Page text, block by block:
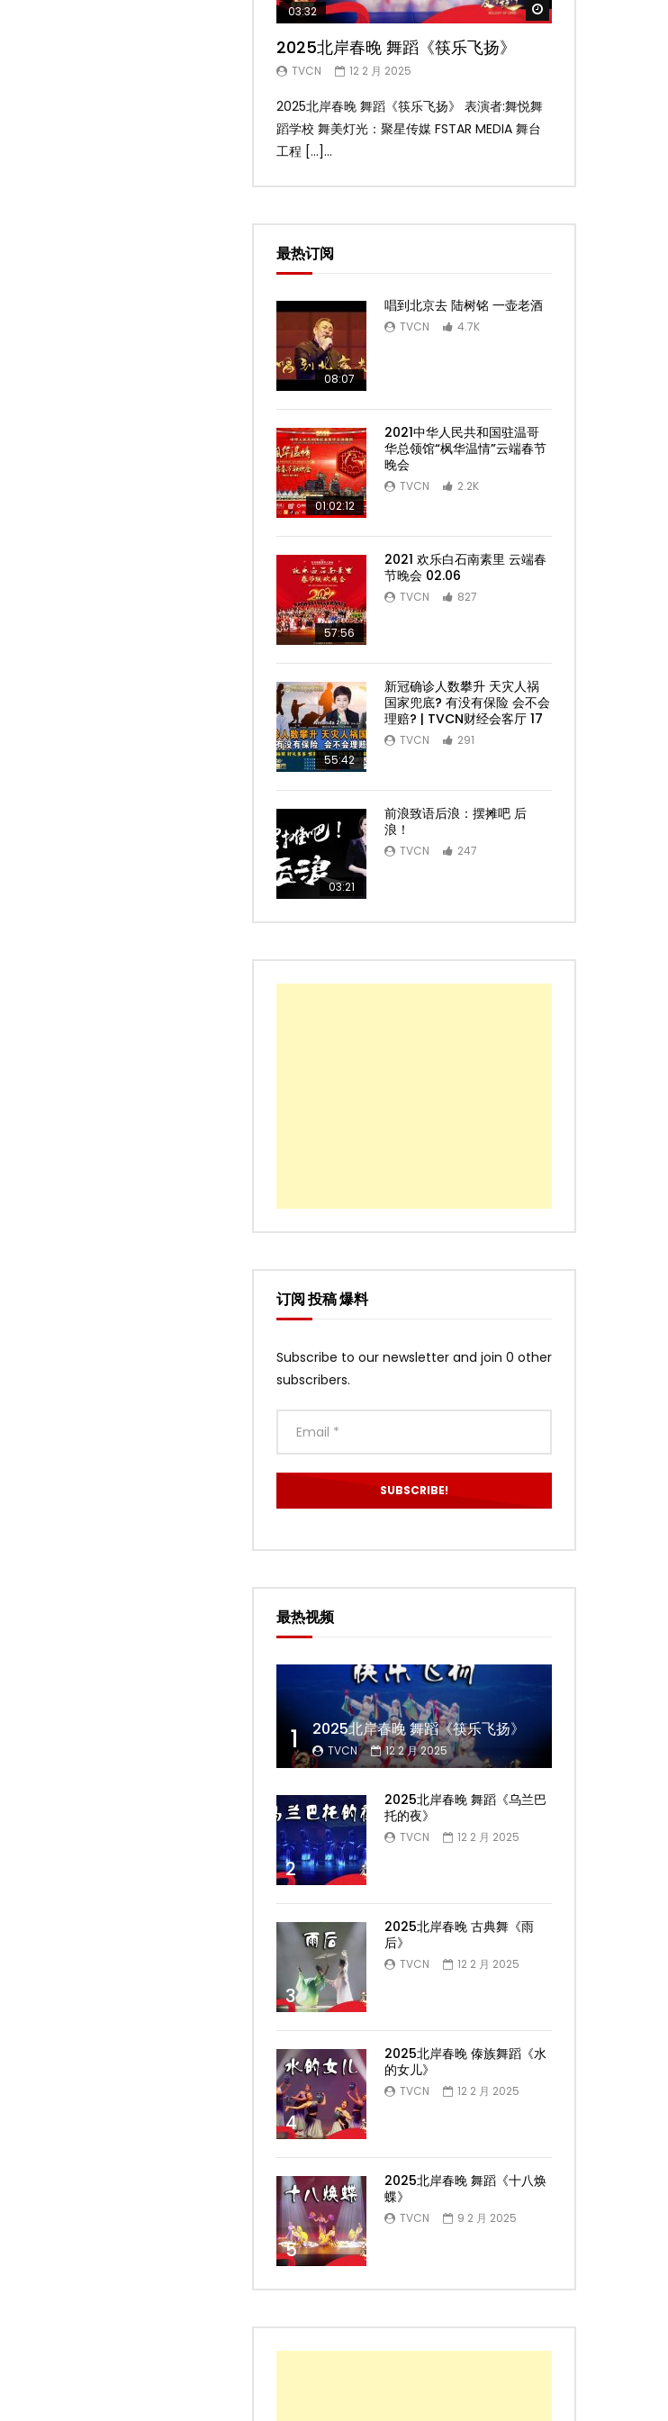
Watch Later
03:32
2025北岸春晚 舞蹈《筷乐飞扬》
TVCN 12 2 月 2025
2025北岸春晚 舞蹈《筷乐飞扬》 表演者:舞悦舞
蹈学校 舞美灯光：聚星传媒 FSTAR MEDIA 舞台
工程 […]...
最热订阅
08:07
唱到北京去 陆树铭 一壶老酒
TVCN 4.7K
01:02:12
2021中华人民共和国驻温哥
华总领馆“枫华温情”云端春节
晚会
TVCN 2.2K
57:56
2021 欢乐白石南素里 云端春
节晚会 02.06
TVCN 827
55:42
新冠确诊人数攀升 天灾人祸
国家兜底? 有没有保险 会不会
理赔? | TVCN财经会客厅 17
TVCN 291
03:21
前浪致语后浪：摆摊吧 后
浪！
TVCN 247
订阅 投稿 爆料
Subscribe to our newsletter and join 0 other
subscribers.
最热视频
1 2025北岸春晚 舞蹈《筷乐飞扬》
TVCN 12 2 月 2025
2
2025北岸春晚 舞蹈《乌兰巴
托的夜》
TVCN 12 2 月 2025
3
2025北岸春晚 古典舞《雨
后》
TVCN 12 2 月 2025
4
2025北岸春晚 傣族舞蹈《水
的女儿》
TVCN 12 2 月 2025
5
2025北岸春晚 舞蹈《十八焕
蝶》
TVCN 9 2 月 2025